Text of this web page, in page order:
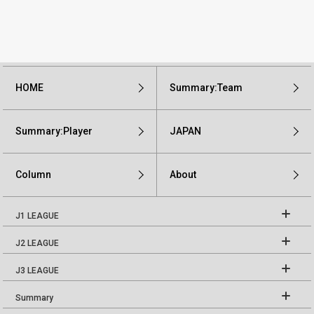
HOME Summary:Team
Summary:Player JAPAN
Column About
J1 LEAGUE
J2 LEAGUE
J3 LEAGUE
Summary